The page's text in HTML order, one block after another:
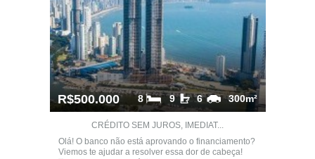
R$500.000 300m²
6
9
8
CRÉDITO SEM JUROS, IMEDIAT...
Olá! O banco não está aprovando o financiamento?
Viemos te ajudar a resolver essa dor de cabeça!